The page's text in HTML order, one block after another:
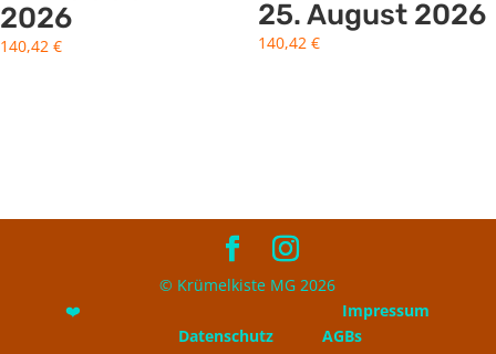
2026
140,42 €
25. August 2026
140,42 €
© Krümelkiste MG 2026
❤️ Impressum
Datenschutz
AGBs